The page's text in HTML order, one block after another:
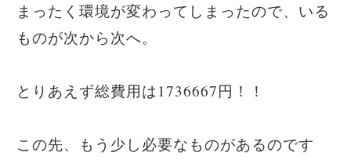
まったく環境が変わってしまったので、いる
ものが次から次へ。
とりあえず総費用は1736667円！！
この先、もう少し必要なものがあるのです